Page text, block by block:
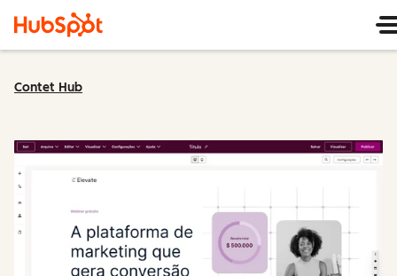
Contet Hub